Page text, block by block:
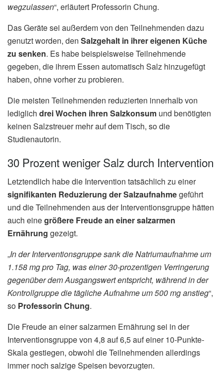
wegzulassen“, erläutert Professorin Chung.
Das Geräte sei außerdem von den Teilnehmenden dazu
genutzt worden, den Salzgehalt in ihrer eigenen Küche
zu senken. Es habe beispielsweise Teilnehmende
gegeben, die ihrem Essen automatisch Salz hinzugefügt
haben, ohne vorher zu probieren.
Die meisten Teilnehmenden reduzierten innerhalb von
lediglich drei Wochen ihren Salzkonsum und benötigten
keinen Salzstreuer mehr auf dem Tisch, so die
Studienautorin.
30 Prozent weniger Salz durch Intervention
Letztendlich habe die Intervention tatsächlich zu einer
signifikanten Reduzierung der Salzaufnahmegeführt
und die Teilnehmenden aus der Interventionsgruppe hätten
auch einegrößere Freude an einer salzarmen
Ernährung gezeigt.
„In der Interventionsgruppe sank die Natriumaufnahme um
1.158 mg pro Tag, was einer 30-prozentigen Verringerung
gegenüber dem Ausgangswert entspricht, während in der
Kontrollgruppe die tägliche Aufnahme um 500 mg anstieg“,
so Professorin Chung.
Die Freude an einer salzarmen Ernährung sei in der
Interventionsgruppe von 4,8 auf 6,5 auf einer 10-Punkte-
Skala gestiegen, obwohl die Teilnehmenden allerdings
immer noch salzige Speisen bevorzugten.